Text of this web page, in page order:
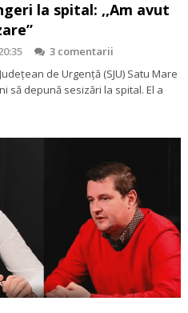
la spital: ,,Am avut
3 comentarii
de Urgență (SJU) Satu Mare
să depună sesizări la spital. El a